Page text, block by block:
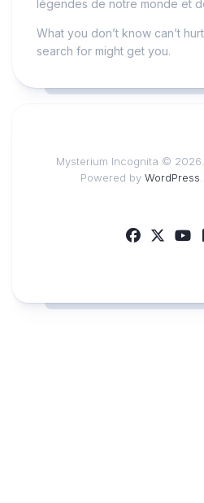
légendes de notre monde et
What you don’t know can’t
search for might get you.
Mysterium Incognita © 2026.
Powered by WordPress